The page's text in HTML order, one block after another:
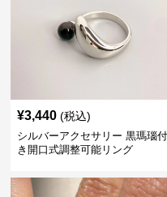
¥3,440 (税込)
シルバーアクセサリー 黒瑪瑙付
き開口式調整可能リング